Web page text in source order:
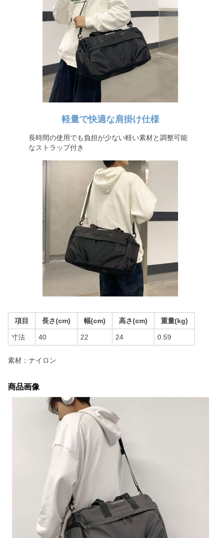
軽量で快適な肩掛け仕様
長時間の使用でも負担が少ない軽い素材と調整可能
なストラップ付き
項目 長さ(cm) 幅(cm) 高さ(cm) 重量(kg)
寸法 40 22 24 0.59
素材：ナイロン
商品画像